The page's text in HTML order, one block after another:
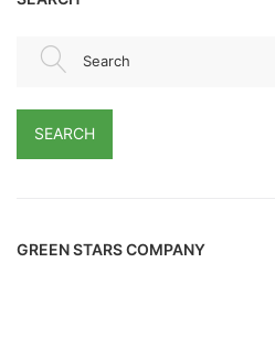
Search
SEARCH
GREEN STARS COMPANY